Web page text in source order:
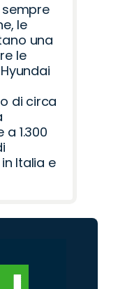
le
una
le
di circa
1.300
Italia e